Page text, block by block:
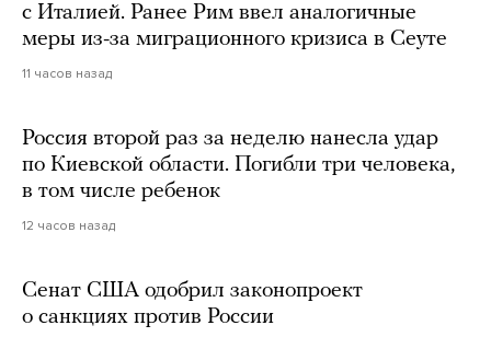
с Италией. Ранее Рим ввел аналогичные
меры из-за миграционного кризиса в Сеуте
11 часов назад
Россия второй раз за неделю нанесла удар
по Киевской области. Погибли три человека,
в том числе ребенок
12 часов назад
Сенат США одобрил законопроект
о санкциях против России